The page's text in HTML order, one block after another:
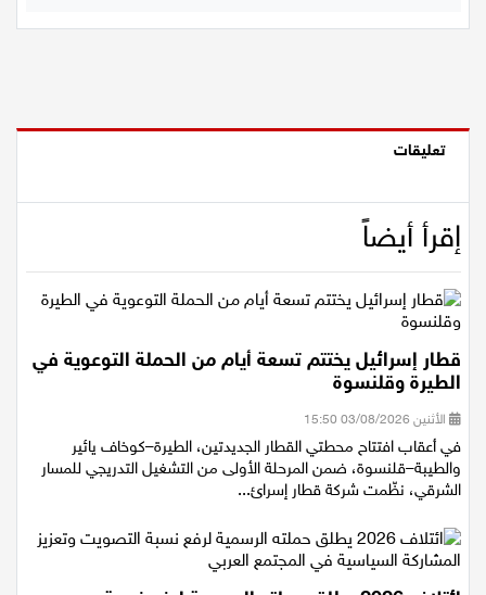
فن
إقرأ أيضاً
قطار إسرائيل يختتم تسعة أيام من الحملة التوعوية في
الطيرة وقلنسوة
الأثنين 03/08/2026 15:50
في أعقاب افتتاح محطتي القطار الجديدتين، الطيرة–كوخاف يائير
والطيبة–قلنسوة، ضمن المرحلة الأولى من التشغيل التدريجي للمسار